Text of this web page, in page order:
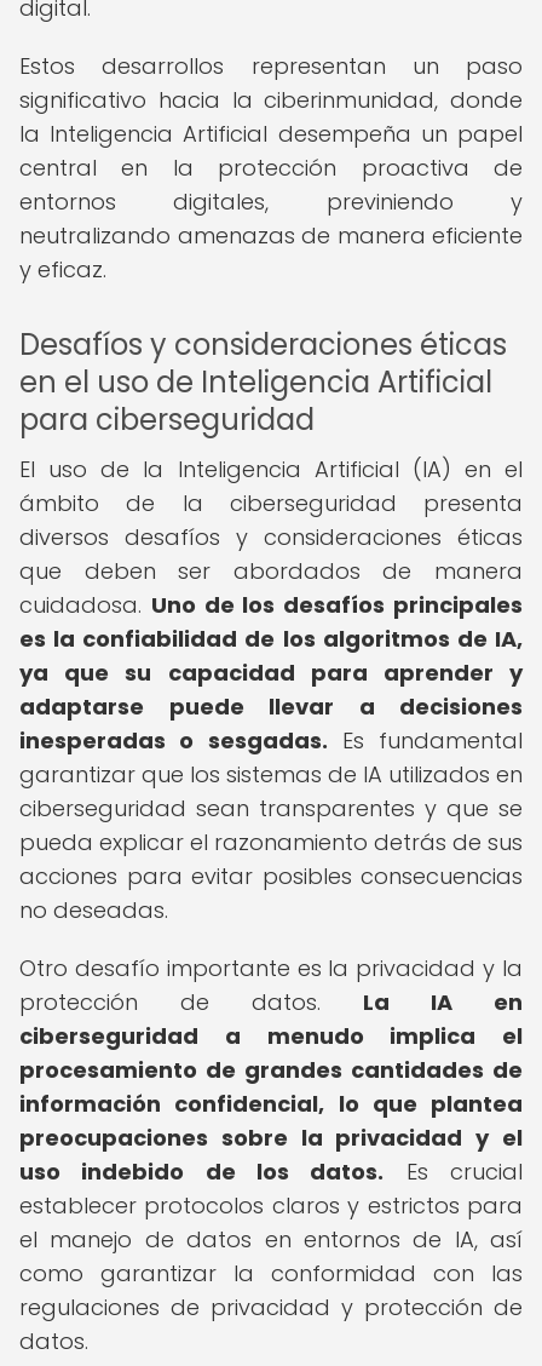
digital.
Estos desarrollos representan un paso
significativo hacia la ciberinmunidad, donde
la Inteligencia Artificial desempeña un papel
central en la protección proactiva de
entornos digitales, previniendo y
neutralizando amenazas de manera eficiente
y eficaz.
Desafíos y consideraciones éticas
en el uso de Inteligencia Artificial
para ciberseguridad
El uso de la Inteligencia Artificial (IA) en el
ámbito de la ciberseguridad presenta
diversos desafíos y consideraciones éticas
que deben ser abordados de manera
cuidadosa. Uno de los desafíos principales
es la confiabilidad de los algoritmos de IA,
ya que su capacidad para aprender y
adaptarse puede llevar a decisiones
inesperadas o sesgadas. Es fundamental
garantizar que los sistemas de IA utilizados en
ciberseguridad sean transparentes y que se
pueda explicar el razonamiento detrás de sus
acciones para evitar posibles consecuencias
no deseadas.
Otro desafío importante es la privacidad y la
protección de datos. La IA en
ciberseguridad a menudo implica el
procesamiento de grandes cantidades de
información confidencial, lo que plantea
preocupaciones sobre la privacidad y el
uso indebido de los datos. Es crucial
establecer protocolos claros y estrictos para
el manejo de datos en entornos de IA, así
como garantizar la conformidad con las
regulaciones de privacidad y protección de
datos.